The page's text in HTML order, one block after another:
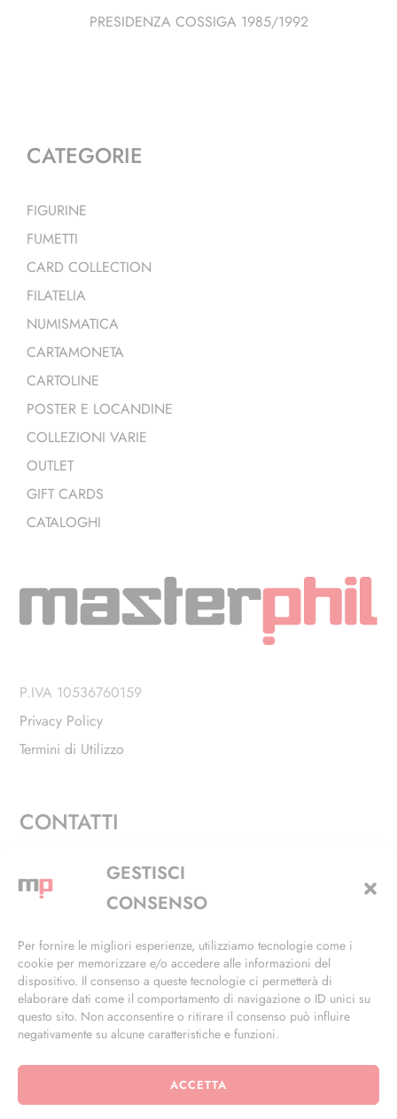
GESTISCI
CONSENSO
Per fornire le migliori esperienze, utilizziamo tecnologie come i
cookie per memorizzare e/o accedere alle informazioni del
dispositivo. Il consenso a queste tecnologie ci permetterà di
elaborare dati come il comportamento di navigazione o ID unici su
questo sito. Non acconsentire o ritirare il consenso può influire
negativamente su alcune caratteristiche e funzioni.
ACCETTA
PRESIDENZA COSSIGA 1985/1992
CATEGORIE
FIGURINE
FUMETTI
CARD COLLECTION
FILATELIA
NUMISMATICA
CARTAMONETA
CARTOLINE
POSTER E LOCANDINE
COLLEZIONI VARIE
OUTLET
GIFT CARDS
CATALOGHI
P.IVA 10536760159
Privacy Policy
Termini di Utilizzo
CONTATTI
Via Alfieri, 27 - Trezzano Sul Naviglio (MI)
+39 02 4846 3155
info@masterphil.it